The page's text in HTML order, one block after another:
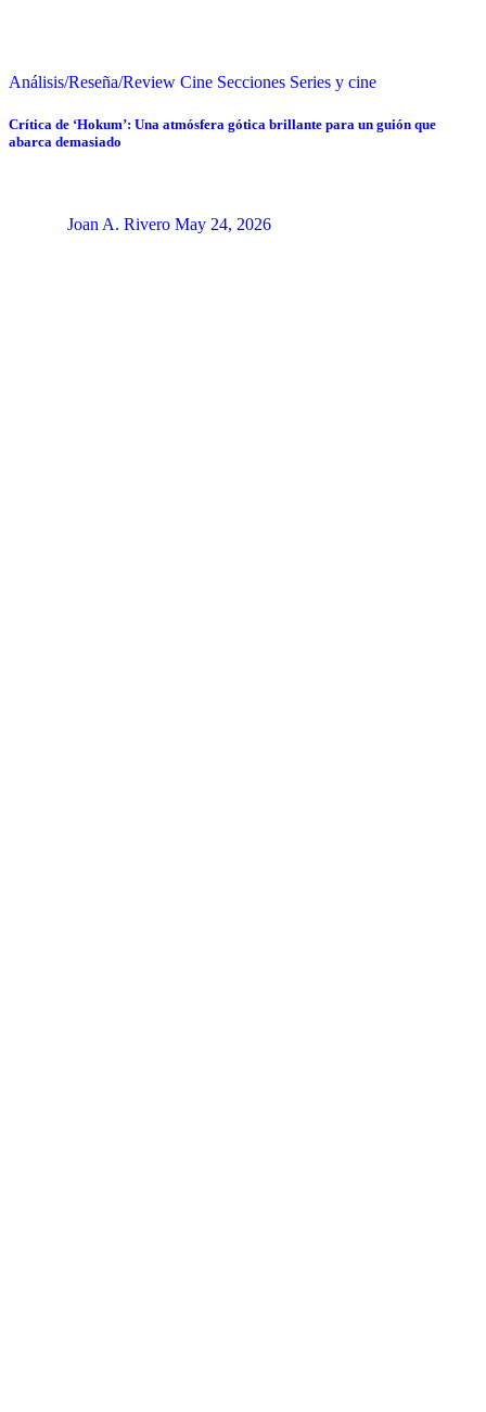
Análisis/Reseña/Review Cine Secciones Series y cine
Crítica de ‘Hokum’: Una atmósfera gótica brillante para un guión que
abarca demasiado
Joan A. Rivero May 24, 2026